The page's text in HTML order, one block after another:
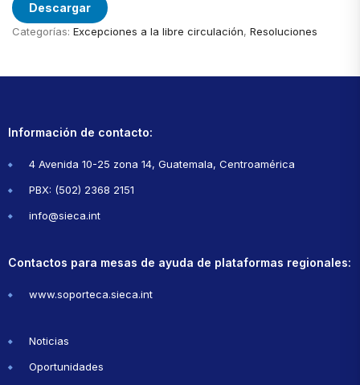
Descargar
Categorías: Excepciones a la libre circulación, Resoluciones
Información de contacto:
4 Avenida 10-25 zona 14, Guatemala, Centroamérica
PBX: (502) 2368 2151
info@sieca.int
Contactos para mesas de ayuda de plataformas regionales:
www.soporteca.sieca.int
Noticias
Oportunidades